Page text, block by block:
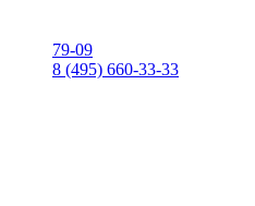
79-09
8 (495) 660-33-33